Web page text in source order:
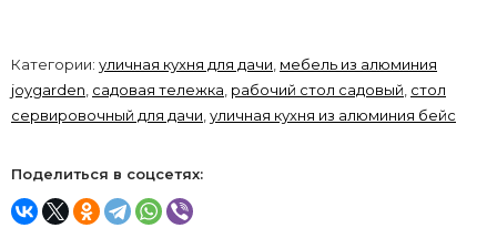
Категории: уличная кухня для дачи, мебель из алюминия
joygarden, садовая тележка, рабочий стол садовый, стол
сервировочный для дачи,уличная кухня из алюминия бейс
Поделиться в соцсетях: